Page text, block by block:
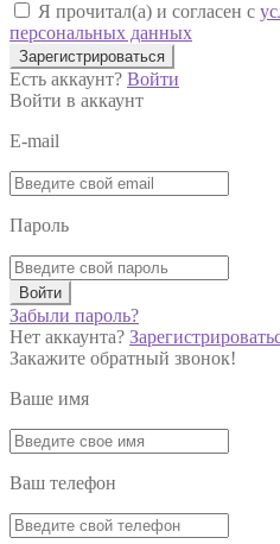
Я прочитал(а) и согласен с
персональных данных
Зарегистрироваться
Есть аккаунт? Войти
Войти в аккаунт
E-mail
Пароль
Войти
Забыли пароль?
Нет аккаунта?
Закажите обратный звонок!
Ваше имя
Ваш телефон